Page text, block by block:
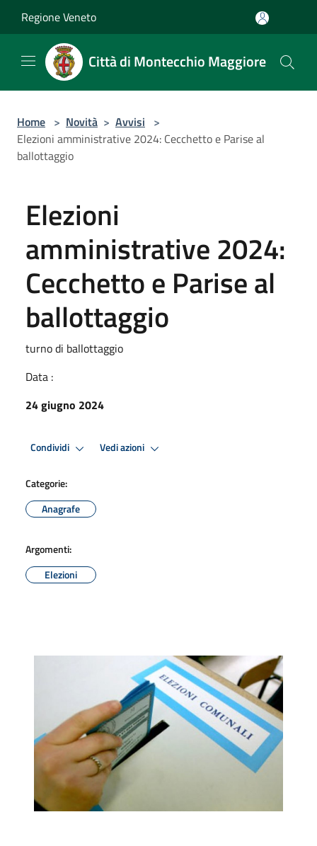
Regione Veneto
Città di Montecchio Maggiore
Home > Novità > Avvisi >
Elezioni amministrative 2024: Cecchetto e Parise al
ballottaggio
Elezioni
amministrative 2024:
Cecchetto e Parise al
ballottaggio
turno di ballottaggio
Data :
24 giugno 2024
Condividi Vedi azioni
Categorie:
Anagrafe
Argomenti:
Elezioni